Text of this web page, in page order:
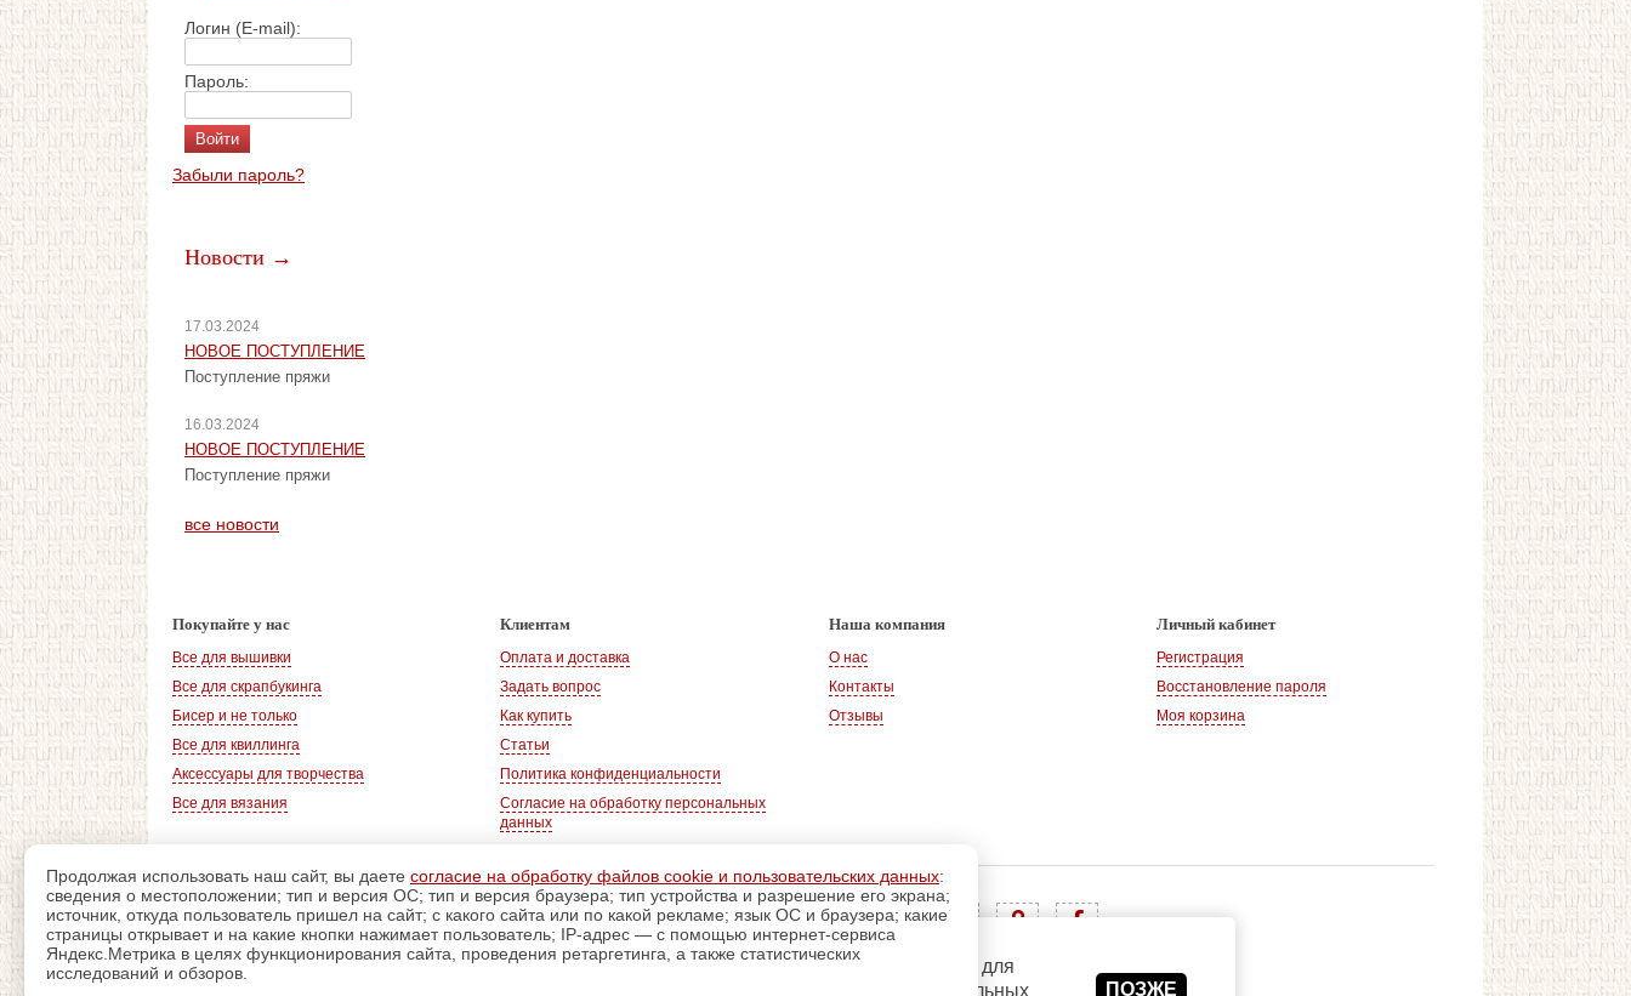
Логин (E-mail):
Пароль:
Забыли пароль?
Новости →
17.03.2024
НОВОЕ ПОСТУПЛЕНИЕ
Поступление пряжи
16.03.2024
НОВОЕ ПОСТУПЛЕНИЕ
Поступление пряжи
все новости
Покупайте у нас
Все для вышивки
Все для скрапбукинга
Бисер и не только
Все для квиллинга
Аксессуары для творчества
Все для вязания
Клиентам
Оплата и доставка
Задать вопрос
Как купить
Статьи
Политика конфиденциальности
Согласие на обработку персональных
данных
Наша компания
О нас
Контакты
Отзывы
Личный кабинет
Регистрация
Восстановление пароля
Моя корзина
© 2008-2026, «Магазин рукоделия»
г. Волгодонск
Адрес: 347360, Ростовская обл., г. Волгодонск
Тел.: +7 928 102-83-75
E-mail: info@magazin-rukodelia.ru
Продолжая использовать наш сайт, вы даете согласие на обработку файлов cookie и пользовательских данных:
сведения о местоположении; тип и версия ОС; тип и версия браузера; тип устройства и разрешение его экрана;
источник, откуда пользователь пришел на сайт; с какого сайта или по какой рекламе; язык ОС и браузера; какие
страницы открывает и на какие кнопки нажимает пользователь; IP-адрес — с помощью интернет-сервиса
Яндекс.Метрика в целях функционирования сайта, проведения ретаргетинга, а также статистических
исследований и обзоров.
Пройдитерегистрацию
для
использования дополнительных
ПОЗЖЕ